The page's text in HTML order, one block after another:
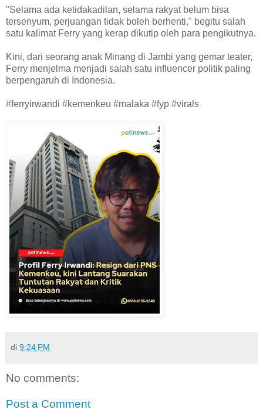
"Selama ada ketidakadilan, selama rakyat belum bisa
tersenyum, perjuangan tidak boleh berhenti," begitu salah
satu kalimat Ferry yang kerap dikutip oleh para pengikutnya.
Kini, dari seorang anak Minang di Jambi yang gemar teater,
Ferry menjelma menjadi salah satu influencer politik paling
berpengaruh di Indonesia.
#ferryirwandi #kemenkeu #malaka #fyp #virals
di 9:24 PM
No comments:
Post a Comment